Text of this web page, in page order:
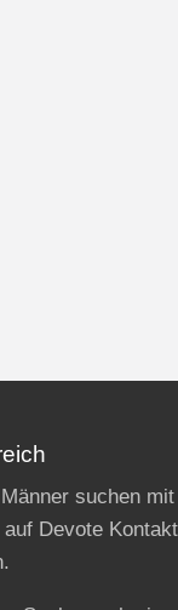
suchen mit
Devote